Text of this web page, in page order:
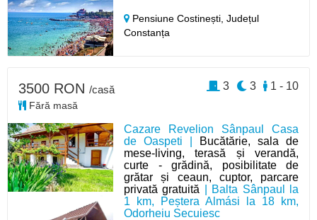
Pensiune Costinești,Județul
Constanța
Cazare Revelion Sânpaul Casa
de Oaspeti |
Bucătărie, sala de
mese-living, terasă și verandă,
curte - grădină, posibilitate de
grătar și ceaun, cuptor, parcare
privată gratuită | Balta Sânpaul la
1 km, Peștera Almási la 18 km,
Odorheiu Secuiesc
3500 RON /casă
Fără masă
1 - 10
3
3